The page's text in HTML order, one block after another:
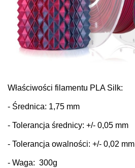
Właściwości filamentu PLA Silk:
- Średnica: 1,75 mm
- Tolerancja średnicy: +/- 0,05 mm
- Tolerancja owalności: +/- 0,02 mm
- Waga: 300g